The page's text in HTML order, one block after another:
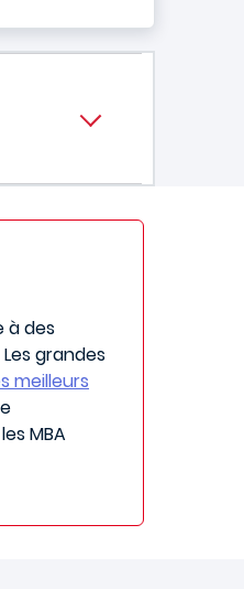
à des
grandes
meilleurs
MBA